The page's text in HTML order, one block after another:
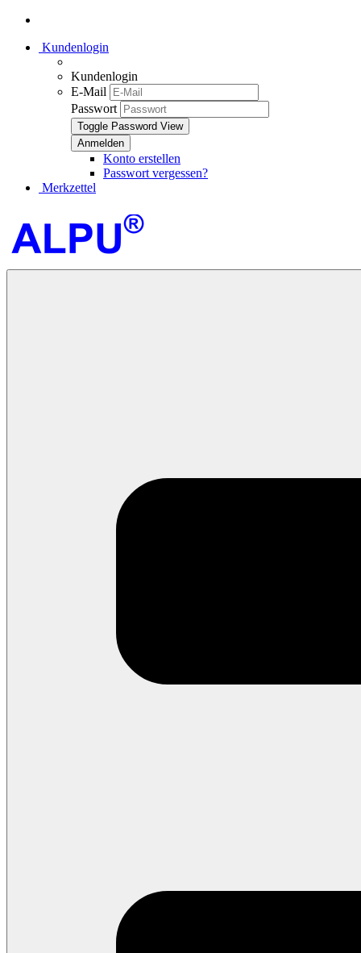
Kundenlogin
Kundenlogin
E-Mail
Passwort
Toggle Password View
Konto erstellen
Passwort vergessen?
Merkzettel